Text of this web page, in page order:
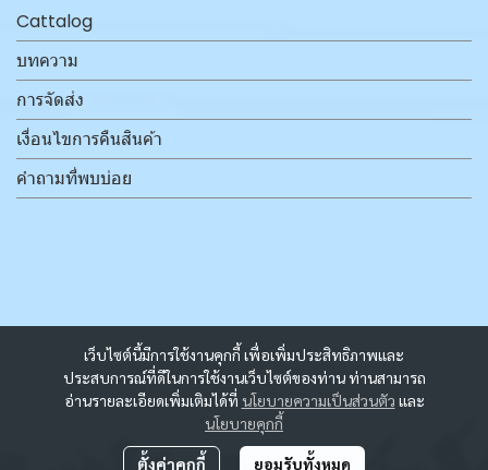
เว็บไซต์นี้มีการใช้งานคุกกี้ เพื่อเพิ่มประสิทธิภาพและ
ประสบการณ์ที่ดีในการใช้งานเว็บไซต์ของท่าน ท่านสามารถ
อ่านรายละเอียดเพิ่มเติมได้ที่ นโยบายความเป็นส่วนตัว และ
นโยบายคุกกี้
ตั้งค่าคุกกี้ ยอมรับทั้งหมด
Cattalog
บทความ
การจัดส่ง
เงื่อนไขการคืนสินค้า
คำถามที่พบบ่อย